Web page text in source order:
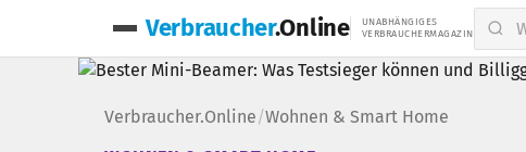
Verbraucher.Online
UNABHÄNGIGES
VERBRAUCHERMAGAZIN
Verbraucher.Online/Wohnen & Smart Home